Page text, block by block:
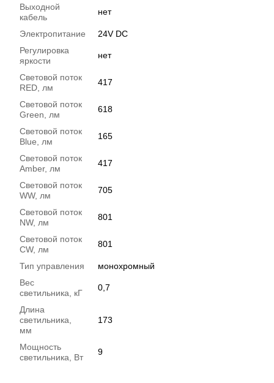
Выходной
кабель
нет
Электропитание
24V DC
Регулировка
яркости
нет
Световой поток
RED, лм
417
Световой поток
Green, лм
618
Световой поток
Blue, лм
165
Световой поток
Amber, лм
417
Световой поток
WW, лм
705
Световой поток
NW, лм
801
Световой поток
CW, лм
801
Тип управления
монохромный
Вес
светильника, кГ
0,7
Длина
светильника,
мм
173
Мощность
светильника, Вт
9